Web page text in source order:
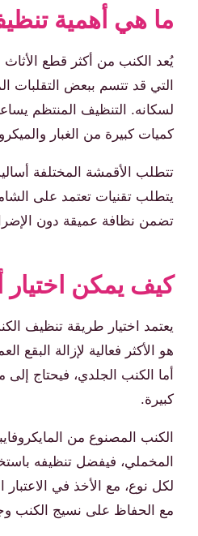
ما هي أهمية
يُعد الكنب من أكثر قطع الأثاث
التي قد تتسم ببعض التقلبات
لسكانه. التنظيف المنتظم
كميات كبيرة من الغبار
تتطلب الأقمشة المختلفة
يتطلب تقنيات تعتمد على
تضمن نظافة عميقة دون
كيف يمكن اختيار
يعتمد اختيار طريقة تنظيف
هو الأكثر فعالية لإزالة
أما الكنب الجلدي، فيحتاج
كبيرة.
الكنب المصنوع من
المخملي، فيفضل تنظيفه
لكل نوع، مع الأخذ في الاعتبار
مع الحفاظ على نسيج الكنب